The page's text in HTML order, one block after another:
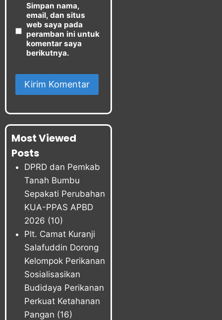
Simpan nama,
email, dan situs
web saya pada
peramban ini untuk
komentar saya
berikutnya.
Most Viewed
Posts
DPRD dan Pemkab
Tanah Bumbu
Sepakati Perubahan
KUA-PPAS APBD
2026 (10)
Plt. Camat Kuranji
Salafuddin Dorong
Kelompok Perikanan
Sosialisasikan
Budidaya Perikanan
Perkuat Ketahanan
Pangan (16)